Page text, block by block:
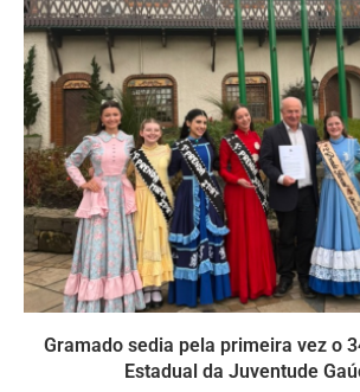
Gramado sedia pela primeira vez o
Estadual da Juventude